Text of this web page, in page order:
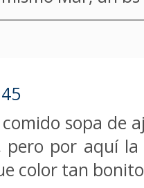
sopa de
pero por aquí
color tan